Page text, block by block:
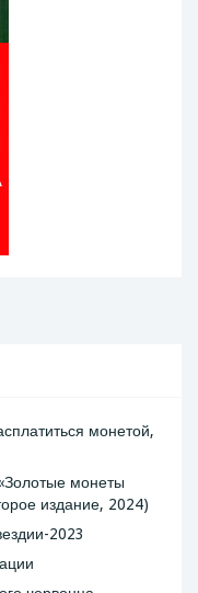
монетой,
монеты
издание, 2024)
2023